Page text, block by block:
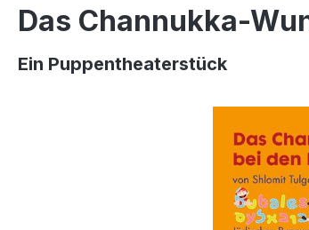
Das Channukka-
Ein Puppentheaterstück